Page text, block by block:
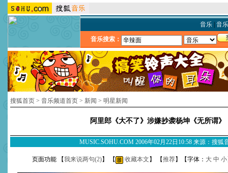
音乐| 音
音乐搜索：
搜狐首页 > 音乐频道首页 > 新闻 > 明星新闻
阿里郎《大不了》涉嫌抄袭杨坤《无所谓》
MUSIC.SOHU.COM 2006年02月22日10:58 来源：搜狐
页面功能 【我来说两句(2)】 【 收藏本文 】 【推荐】【字体： 大 中 小